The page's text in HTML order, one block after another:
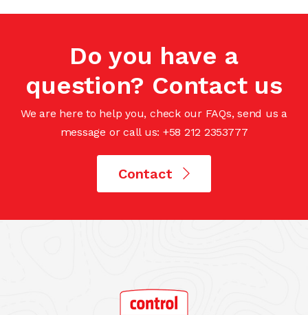
Do you have a
question? Contact us
We are here to help you, check our FAQs, send us a
message or call us: +58 212 2353777
Contact